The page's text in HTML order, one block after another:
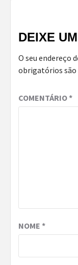
DEIXE
O seu endereço
obrigatórios são
COMENTÁRIO*
NOME *